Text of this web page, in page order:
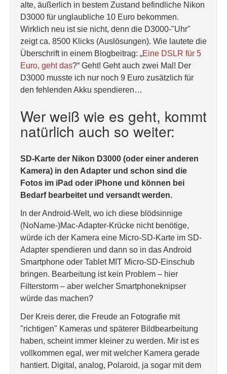
alte, äußerlich in bestem Zustand befindliche Nikon
D3000 für unglaubliche 10 Euro bekommen.
Wirklich neu ist sie nicht, denn die D3000-"Uhr"
zeigt ca. 8500 Klicks (Auslösungen). Wie lautete die
Überschrift in einem Blogbeitrag: „Eine DSLR für 5
Euro, geht das?“ Geht! Geht auch zwei Mal! Der
D3000 musste ich nur noch 9 Euro zusätzlich für
den fehlenden Akku spendieren…
Wer weiß wie es geht, kommt
natürlich auch so weiter:
SD-Karte der Nikon D3000 (oder einer anderen
Kamera) in den Adapter und schon sind die
Fotos im iPad oder iPhone und können bei
Bedarf bearbeitet und versandt werden.
In der Android-Welt, wo ich diese blödsinnige
(NoName-)Mac-Adapter-Krücke nicht benötige,
würde ich der Kamera eine Micro-SD-Karte im SD-
Adapter spendieren und dann so in das Android
Smartphone oder Tablet MIT Micro-SD-Einschub
bringen. Bearbeitung ist kein Problem – hier
Filterstorm – aber welcher Smartphoneknipser
würde das machen?
Der Kreis derer, die Freude an Fotografie mit
"richtigen" Kameras und späterer Bildbearbeitung
haben, scheint immer kleiner zu werden. Mir ist es
vollkommen egal, wer mit welcher Kamera gerade
hantiert. Digital, analog, Polaroid, ja sogar mit dem